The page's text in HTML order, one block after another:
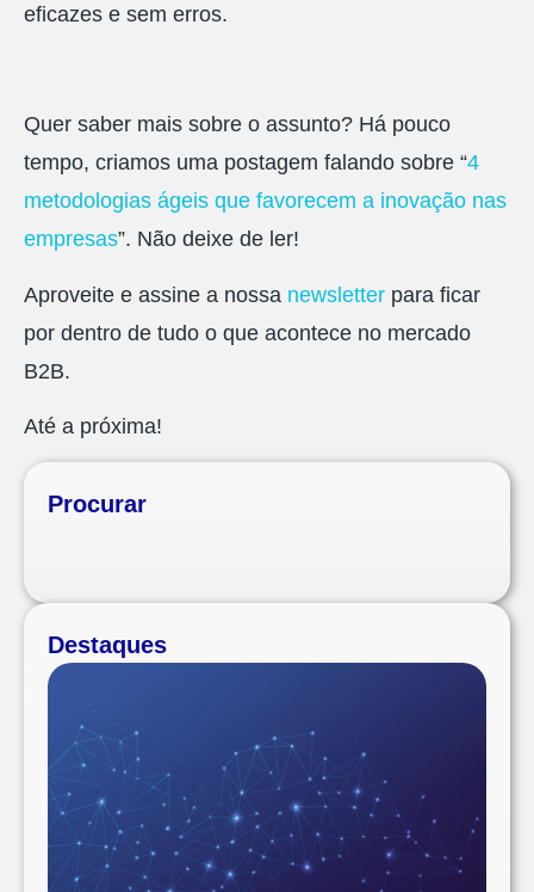
eficazes e sem erros.
Quer saber mais sobre o assunto? Há pouco
tempo, criamos uma postagem falando sobre “4
metodologias ágeis que favorecem a inovação nas
empresas”. Não deixe de ler!
Aproveite e assine a nossa newsletter para ficar
por dentro de tudo o que acontece no mercado
B2B.
Até a próxima!
Procurar
Destaques